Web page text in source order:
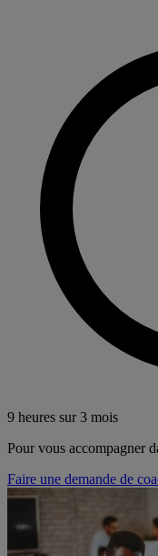
9 heures sur 3 mois
Pour vous accompagner
Faire une demande de